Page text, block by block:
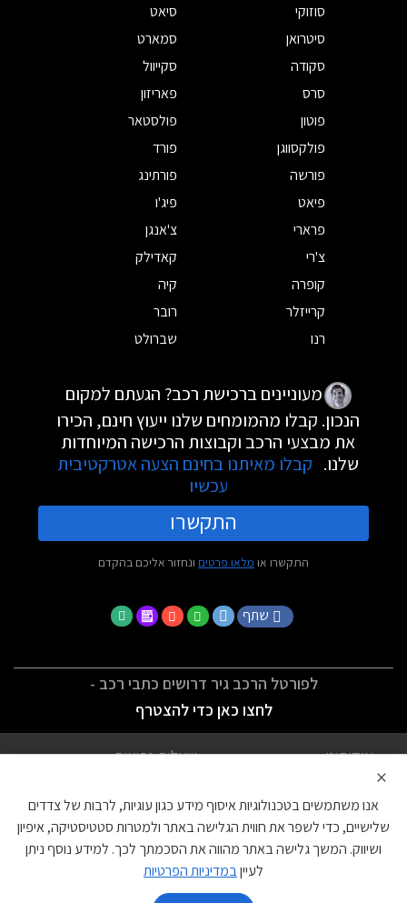
סוזוקי
סיאט
סיטרואן
סמארט
סקודה
סקייוול
סרס
פאריזון
פוטון
פולסטאר
פולקסווגן
פורד
פורשה
פורתינג
פיאט
פיג'ו
פרארי
צ'אנגן
צ'רי
קאדילק
קופרה
קיה
קרייזלר
רובר
רנו
שברולט
מעוניינים ברכישת רכב? הגעתם למקום
הנכון. קבלו מהמומחים שלנו ייעוץ חינם, הכירו
את מבצעי הרכב וקבוצות הרכישה המיוחדות
שלנו. קבלו מאיתנו בחינם הצעה אטרקטיבית
עכשיו
התקשרו
התקשרו או מלאו פרטים ונחזור אליכם בהקדם
שתף
לפורטל הרכב גיר דרושים כתבי רכב -
לחצו כאן כדי להצטרף
אודותינו
שאלות נפוצות
הצהרת נגישות
צור קשר
עוגיות
×
אנו משתמשים בטכנולוגיות איסוף מידע כגון עוגיות, לרבות של צדדים
שלישיים, כדי לשפר את חווית הגלישה באתר ולמטרות סטטיסטיקה, איפיון
ושיווק. המשך גלישה באתר מהווה את הסכמתך לכך. למידע נוסף ניתן
לעייןבמדיניות הפרטיות